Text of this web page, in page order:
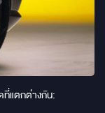
ที่แตกต่างกัน: